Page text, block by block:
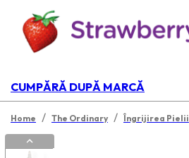
CUMPĂRĂ DUPĂ MARCĂ
Home / The Ordinary / Îngrijirea Pielii